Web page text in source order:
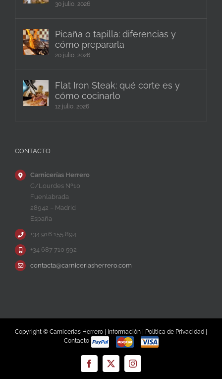
30 julio, 2026
Picaña o tapilla: diferencias y
cómo prepararla
20 julio, 2026
Flat Iron Steak: qué corte es y
cómo cocinarlo
12 julio, 2026
CONTACTO
Carnicerías Herrero
C/Lourdes Nº10
Fuenlabrada
28942 – Madrid
España
+34 916 155 894
+34 687 710 592
contacta@carniceriasherrero.com
Copyright © Carnicerías Herrero | Información Política de Privacidad
Contacto
Facebook
X Instagram